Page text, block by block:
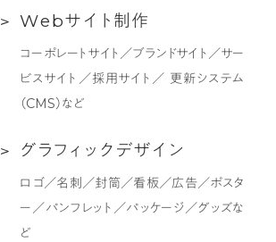
ン
支
Web
作
Webサ イ ト 制 作
コーポレートサイト／ブランドサイト／サー
ビスサイト／採用サイト／ 更新システム
（CMS）など
グ
グラフ ィ ッ ク デザイ ン
ロゴ／名刺／封筒／看板／広告／ポスタ
ー／パンフレット／パッケージ／グッズな
ど